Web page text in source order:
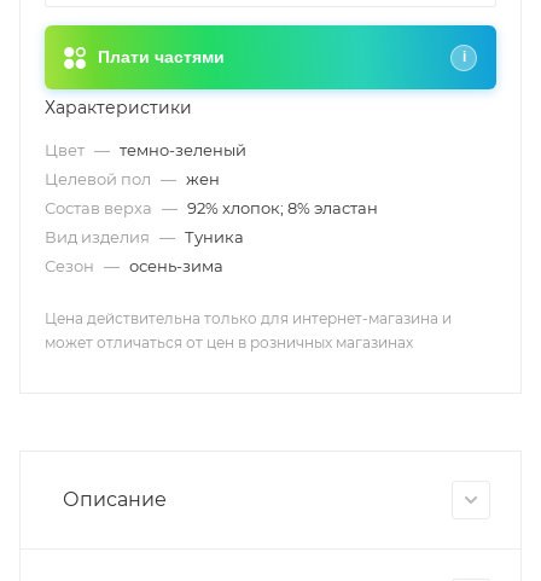
Плати частями i
Характеристики
Цвет — темно-зеленый
Целевой пол — жен
Состав верха — 92% хлопок; 8% эластан
Вид изделия — Туника
Сезон — осень-зима
Цена действительна только для интернет-магазина и
может отличаться от цен в розничных магазинах
Описание